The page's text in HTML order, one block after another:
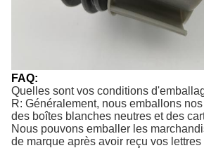
FAQ:
Quelles sont vos conditions
R: Généralement, nous emballons
des boîtes blanches neutres et des
Nous pouvons emballer les
de marque après avoir reçu vos